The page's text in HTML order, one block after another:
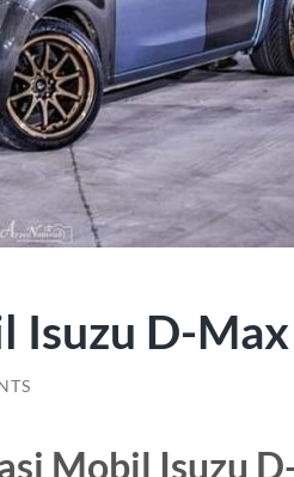
Isuzu D-Max
Mobil Isuzu